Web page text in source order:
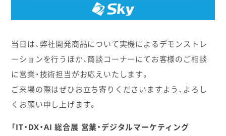
当日は、弊社開発商品について実機によるデモンストレ
ーションを行うほか、商談コーナーにてお客様のご相談
に営業・技術担当がお応えいたします。
ご来場の際はぜひお立ち寄りくださいますよう、よろし
くお願い申し上げます。
「IT・DX・AI 総合展 営業・デジタルマーケティング